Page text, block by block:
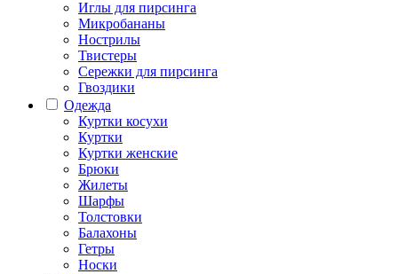
Иглы для пирсинга
Микробананы
Нострилы
Твистеры
Сережки для пирсинга
Гвоздики
Одежда
Куртки косухи
Куртки
Куртки женские
Брюки
Жилеты
Шарфы
Толстовки
Балахоны
Гетры
Носки